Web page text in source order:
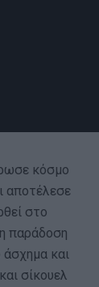
κόσμο
αποτέλεσε
στο
παράδοση
άσχημα και
σίκουελ